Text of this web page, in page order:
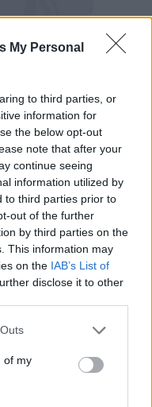
My Personal
to third parties, or
information for
the below opt-out
note that after your
continue seeing
information utilized by
to third parties prior to
out of the further
by third parties on the
This information may
on the IAB’s List of
disclose it to other
of my
fa dell’umiltà e
Un giocatore
magari qui
qualità. Avendo
che ci piace e
questi sono
della Cremonese
un altro
la